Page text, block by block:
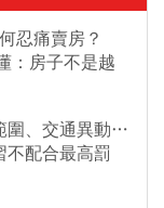
忍痛賣房？
：房子不是越
圍、交通異動…
不配合最高罰